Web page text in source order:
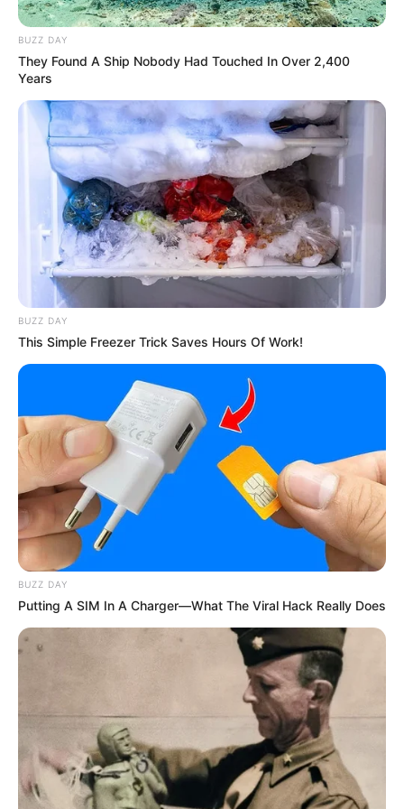
arrow_forward_ios Baca selengkapnya
Mute
Berkat kepribadiannya yang ramah dan suka membantu yang lain,
ia adalah karakter yang dicintai oleh penduduk Kota Inazuma. Ia
ternyata juga memiliki kemampuan membaca hati orang lain.
Biodata, Profil, dan Fakta Thoma
BUZZ DAY
They Found A Ship Nobody Had Touched In Over 2,400
Years
BUZZ DAY
This Simple Freezer Trick Saves Hours Of Work!
BUZZ DAY
Putting A SIM In A Charger—What The Viral Hack Really Does